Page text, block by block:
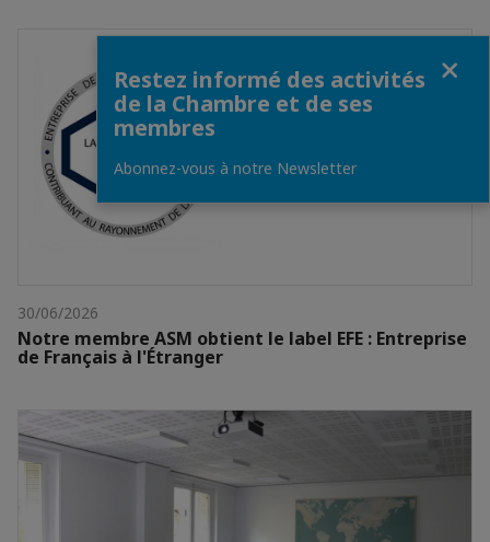
30/06/2026
Notre membre ASM obtient le label EFE : Entreprise
de Français à l'Étranger
Restez informé des activités
de la Chambre et de ses
membres
Abonnez-vous à notre Newsletter